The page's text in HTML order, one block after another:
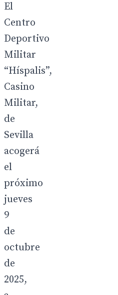
El
Centro
Deportivo
Militar
“Híspalis”,
Casino
Militar,
de
Sevilla
acogerá
el
próximo
jueves
9
de
octubre
de
2025,